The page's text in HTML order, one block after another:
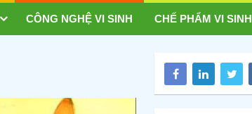
CÔNG NGHỆ VI SINH CHẾ PHẨM VI SINH